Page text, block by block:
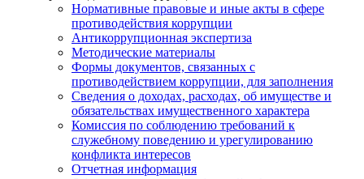
Нормативные правовые и иные акты в сфере
противодействия коррупции
Антикоррупционная экспертиза
Методические материалы
Формы документов, связанных с
противодействием коррупции, для заполнения
Сведения о доходах, расходах, об имуществе и
обязательствах имущественного характера
Комиссия по соблюдению требований к
служебному поведению и урегулированию
конфликта интересов
Отчетная информация